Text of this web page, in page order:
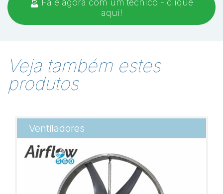
Fale agora com um técnico - clique
aqui!
Veja também estes
produtos
Ventiladores